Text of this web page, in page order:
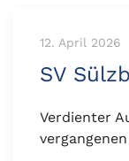
12. April 2026
SV
Verdienter